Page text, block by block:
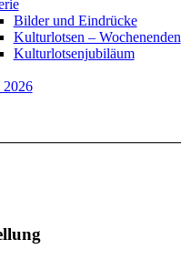
Bilder und Eindrücke
Kulturlotsen – Wochenenden
Kulturlotsenjubiläum